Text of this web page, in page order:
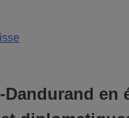
Dandurand en